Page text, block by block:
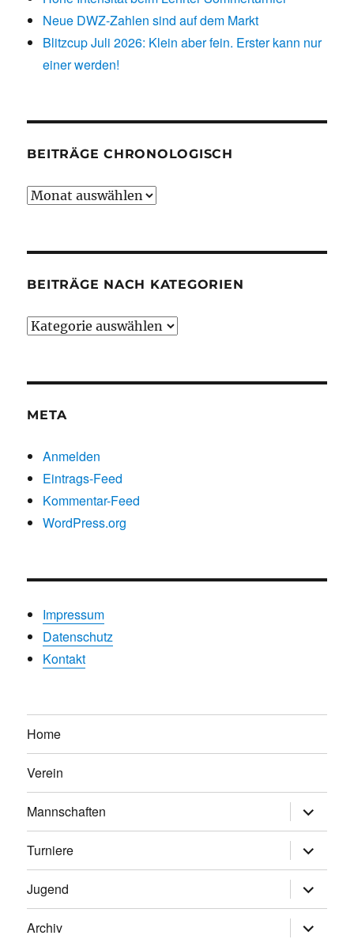
Neue DWZ-Zahlen sind auf dem Markt
Blitzcup Juli 2026: Klein aber fein. Erster kann nur
einer werden!
BEITRÄGE CHRONOLOGISCH
Beiträge
BEITRÄGE NACH KATEGORIEN
Beiträge
META
Anmelden
Eintrags-Feed
Kommentar-Feed
WordPress.org
Impressum
Datenschutz
Kontakt
Home
Verein
Mannschaften
anzeigen
Turniere
anzeigen
Jugend
anzeigen
Archiv
anzeigen